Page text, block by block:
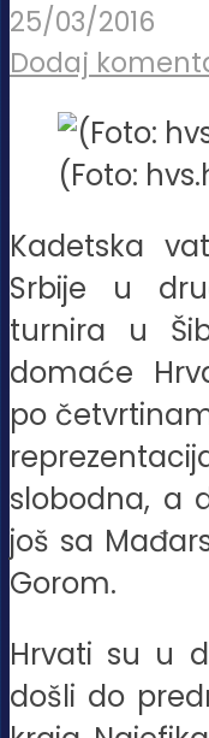
25/03/2016
Dodaj
(Foto:
Kadetska
Srbije u
turnira u
domaće
po
slobodna, a
još sa
Gorom.
Hrvati su u
došli do